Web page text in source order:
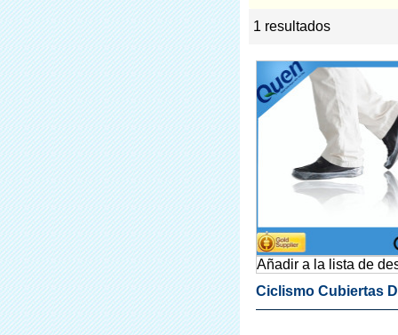
1 resultados
Añadir a la lista de
Ciclismo Cubiertas